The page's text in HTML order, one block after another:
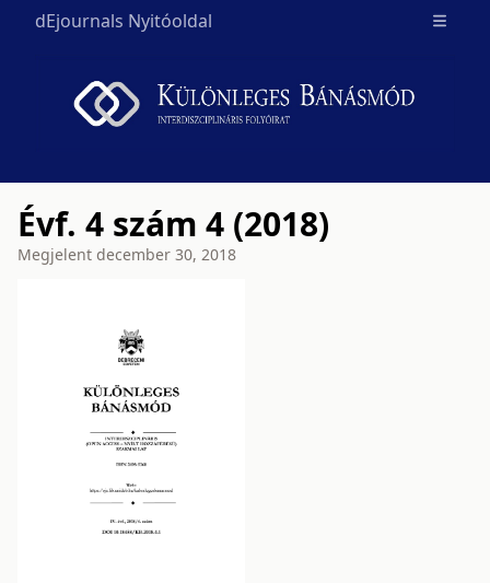
dEjournals Nyitóoldal Open
Évf. 4 szám 4 (2018)
Megjelent december 30, 2018